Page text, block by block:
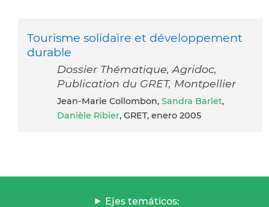
Tourisme solidaire et développement
durable
Dossier Thématique, Agridoc,
Publication du GRET, Montpellier
Jean-Marie Collombon, Sandra Barlet,
Danièle Ribier, GRET, enero 2005
Ejes temáticos: